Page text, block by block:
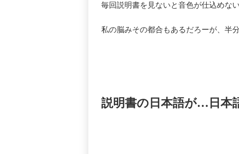
毎回説明書を見ないと音色が仕込めない
私の脳みその都合もあるだろーが、半分
説明書の日本語が…日本